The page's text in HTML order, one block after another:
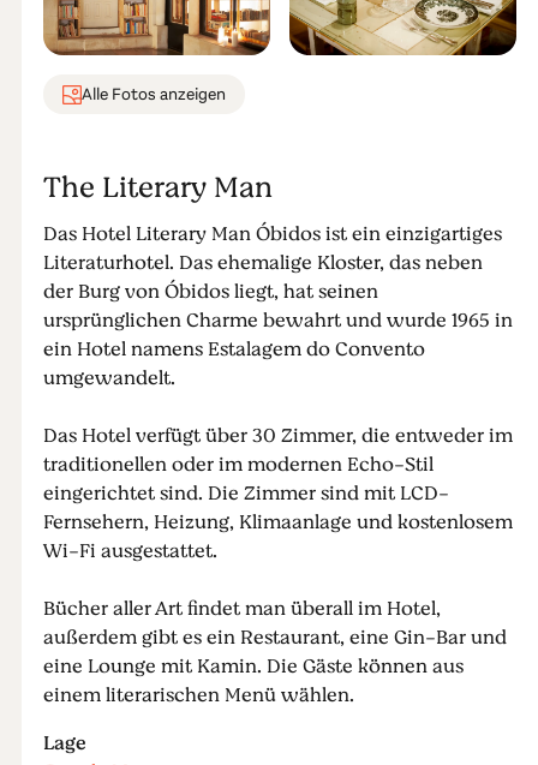
Alle Fotos anzeigen
The Literary Man
Das Hotel Literary Man Óbidos ist ein einzigartiges
Literaturhotel. Das ehemalige Kloster, das neben
der Burg von Óbidos liegt, hat seinen
ursprünglichen Charme bewahrt und wurde 1965 in
ein Hotel namens Estalagem do Convento
umgewandelt.
Das Hotel verfügt über 30 Zimmer, die entweder im
traditionellen oder im modernen Echo-Stil
eingerichtet sind. Die Zimmer sind mit LCD-
Fernsehern, Heizung, Klimaanlage und kostenlosem
Wi-Fi ausgestattet.
Bücher aller Art findet man überall im Hotel,
außerdem gibt es ein Restaurant, eine Gin-Bar und
eine Lounge mit Kamin. Die Gäste können aus
einem literarischen Menü wählen.
Lage